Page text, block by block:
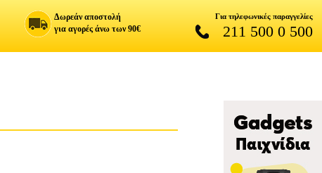
Δωρεάν αποστολή
για αγορές άνω των 90€
Για τηλεφωνικές παραγγελίες
211 500 0 500